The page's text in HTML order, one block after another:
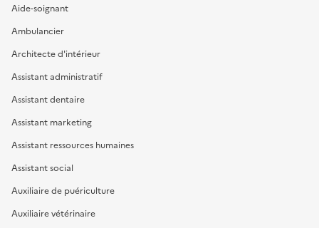
Aide-soignant
Ambulancier
Architecte d'intérieur
Assistant administratif
Assistant dentaire
Assistant marketing
Assistant ressources humaines
Assistant social
Auxiliaire de puériculture
Auxiliaire vétérinaire